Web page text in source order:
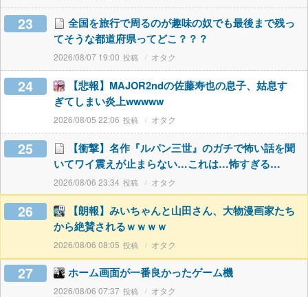
23
全国を旅行で周るのが趣味の奴でも最後まで残っ
てそうな都道府県ってどこ？？？
2026/08/07 19:00 オタク
24
【悲報】MAJOR2ndの佐藤寿也の息子、姑息す
ぎてしまい炎上wwwww
2026/08/05 22:06 オタク
25
【衝撃】名作『ルパン三世』のガチで怖い話を聞
いてワイ震えが止まらない…これは…怖すぎる…
2026/08/06 23:34 オタク
26
【朗報】みいちゃんと山田さん、大物漫画家たち
から絶賛されるｗｗｗｗ
2026/08/06 08:05 オタク
27 ホーム画面が一番良かったゲーム機
2026/08/06 07:37 オタク